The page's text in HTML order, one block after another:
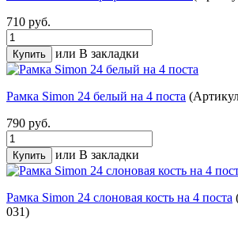
710 руб.
или В закладки
Рамка Simon 24 белый на 4 поста
790 руб.
или В закладки
Рамка Simon 24 слоновая кость на 4 поста
031)